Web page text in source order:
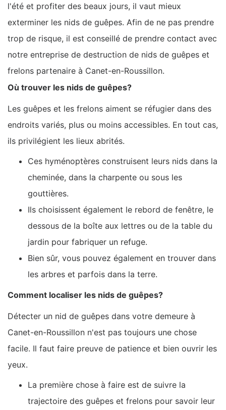
l'été et profiter des beaux jours, il vaut mieux
exterminer les nids de guêpes. Afin de ne pas prendre
trop de risque, il est conseillé de prendre contact avec
notre entreprise de destruction de nids de guêpes et
frelons partenaire à Canet-en-Roussillon.
Où trouver les nids de guêpes?
Les guêpes et les frelons aiment se réfugier dans des
endroits variés, plus ou moins accessibles. En tout cas,
ils privilégient les lieux abrités.
Ces hyménoptères construisent leurs nids dans la
cheminée, dans la charpente ou sous les
gouttières.
Ils choisissent également le rebord de fenêtre, le
dessous de la boîte aux lettres ou de la table du
jardin pour fabriquer un refuge.
Bien sûr, vous pouvez également en trouver dans
les arbres et parfois dans la terre.
Comment localiser les nids de guêpes?
Détecter un nid de guêpes dans votre demeure à
Canet-en-Roussillon n'est pas toujours une chose
facile. Il faut faire preuve de patience et bien ouvrir les
yeux.
La première chose à faire est de suivre la
trajectoire des guêpes et frelons pour savoir leur